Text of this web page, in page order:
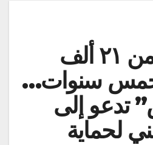
خسارة أكثر من ٢١ ألف
خمس سنوات…
تدعو إلى
لحماية